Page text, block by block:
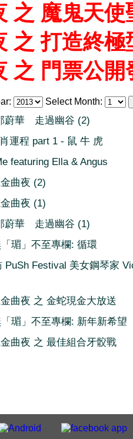
之 魔鬼天使
之 打造終極
之 門票公開
Select Month:
蔚華 走過幽谷 (2)
運程 part 1 - 鼠 牛 虎
featuring Ella & Angus
曲夜 (2)
曲夜 (1)
蔚華 走過幽谷 (1)
瑂」不至專欄: 循環
PuSh Festival 美女鋼琴家
曲夜 之 金蛇現金大放送
瑂」不至專欄: 新年新希望
曲夜 之 最佳組合牙骹戰